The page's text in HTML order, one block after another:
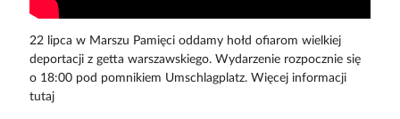
22 lipca w Marszu Pamięci oddamy hołd ofiarom wielkiej
deportacji z getta warszawskiego. Wydarzenie rozpocznie się
o 18:00 pod pomnikiem Umschlagplatz. Więcej informacji
tutaj